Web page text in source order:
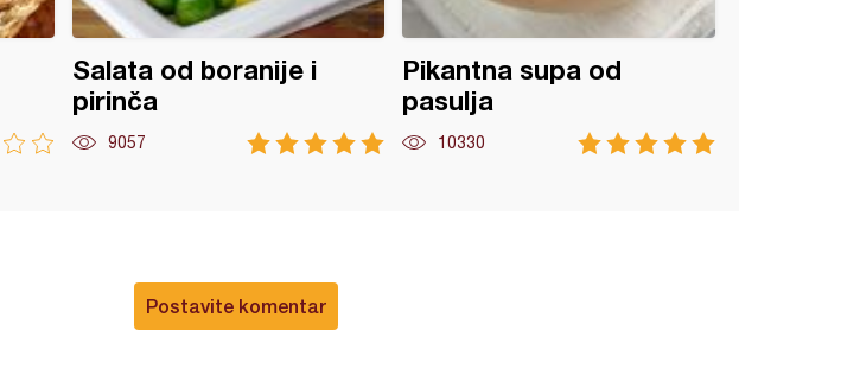
Salata od boranije i
pirinča
9057
Pikantna supa od
pasulja
10330
Postavite komentar